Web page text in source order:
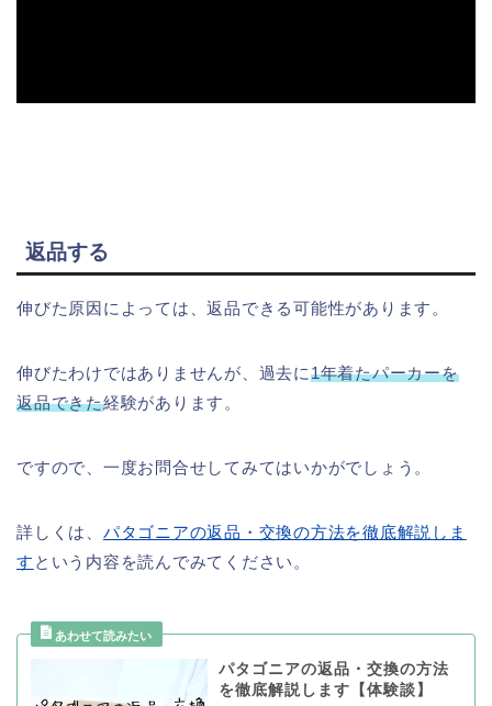
返品する
伸びた原因によっては、返品できる可能性があります。
伸びたわけではありませんが、過去に1年着たパーカーを
返品できた経験があります。
ですので、一度お問合せしてみてはいかがでしょう。
詳しくは、 パタゴニアの返品・交換の方法を徹底解説しま
す という内容を読んでみてください。
パタゴニアの返品・交換の方法
を徹底解説します【体験談】